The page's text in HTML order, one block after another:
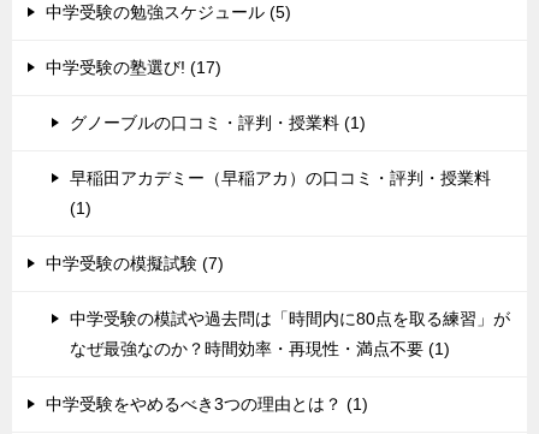
中学受験の勉強スケジュール (5)
中学受験の塾選び! (17)
グノーブルの口コミ・評判・授業料 (1)
早稲田アカデミー（早稲アカ）の口コミ・評判・授業料
(1)
中学受験の模擬試験 (7)
中学受験の模試や過去問は「時間内に80点を取る練習」が
なぜ最強なのか？時間効率・再現性・満点不要 (1)
中学受験をやめるべき3つの理由とは？ (1)